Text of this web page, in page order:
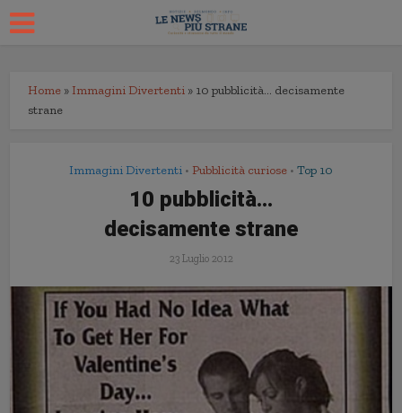
Home » Immagini Divertenti » 10 pubblicità… decisamente
strane
Immagini Divertenti • Pubblicità curiose • Top 10
10 pubblicità…
decisamente strane
23 Luglio 2012